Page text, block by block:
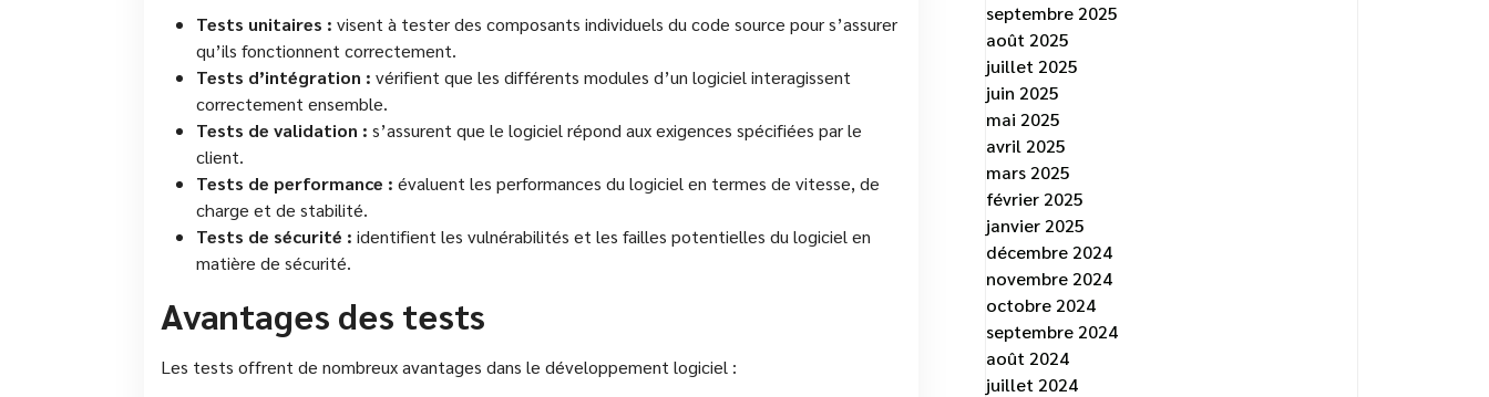
Tests unitaires : visent à tester des composants individuels du code source pour s’assurer
qu’ils fonctionnent correctement.
Tests d’intégration : vérifient que les différents modules d’un logiciel interagissent
correctement ensemble.
Tests de validation : s’assurent que le logiciel répond aux exigences spécifiées par le
client.
Tests de performance : évaluent les performances du logiciel en termes de vitesse, de
charge et de stabilité.
Tests de sécurité : identifient les vulnérabilités et les failles potentielles du logiciel en
matière de sécurité.
Avantages des tests
Les tests offrent de nombreux avantages dans le développement logiciel :
septembre 2025
août 2025
juillet 2025
juin 2025
mai 2025
avril 2025
mars 2025
février 2025
janvier 2025
décembre 2024
novembre 2024
octobre 2024
septembre 2024
août 2024
juillet 2024